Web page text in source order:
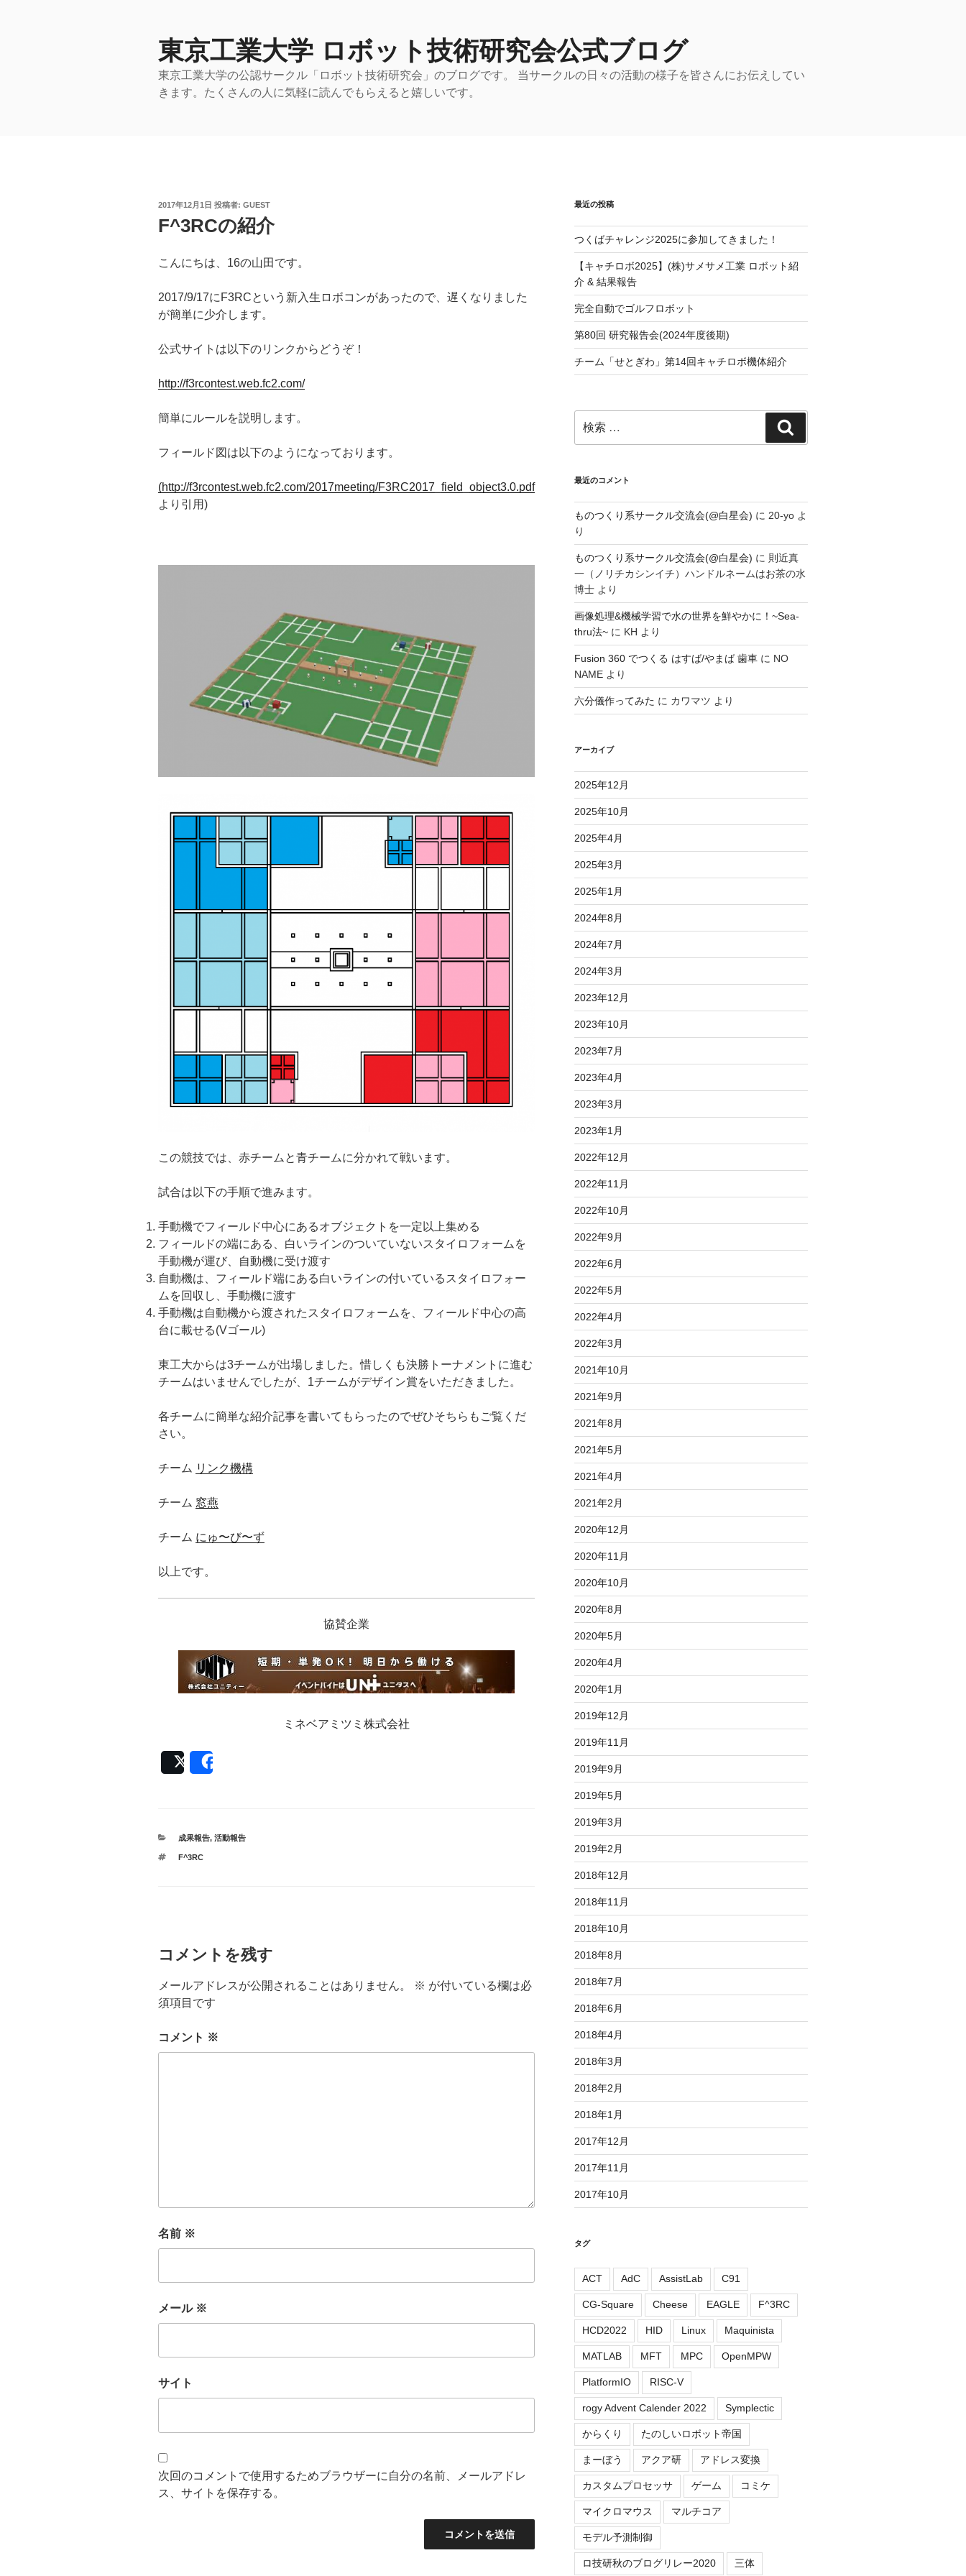
東京工業大学 ロボット技術研究会公式ブログ
東京工業大学の公認サークル「ロボット技術研究会」のブログです。 当サークルの日々の活動の様子を皆さんにお伝えしてい
きます。たくさんの人に気軽に読んでもらえると嬉しいです。
投
日:
2017年12月1日 投稿者: GUEST
F^3RCの紹介
こんにちは、16の山田です。
2017/9/17にF3RCという新入生ロボコンがあったので、遅くなりました
が簡単に少介します。
公式サイトは以下のリンクからどうぞ！
http://f3rcontest.web.fc2.com/
簡単にルールを説明します。
フィールド図は以下のようになっております。
(http://f3rcontest.web.fc2.com/2017meeting/F3RC2017_field_object3.0.pdf
より引用)
この競技では、赤チームと青チームに分かれて戦います。
試合は以下の手順で進みます。
手動機でフィールド中心にあるオブジェクトを一定以上集める
フィールドの端にある、白いラインのついていないスタイロフォームを
手動機が運び、自動機に受け渡す
自動機は、フィールド端にある白いラインの付いているスタイロフォー
ムを回収し、手動機に渡す
手動機は自動機から渡されたスタイロフォームを、フィールド中心の高
台に載せる(Vゴール)
東工大からは3チームが出場しました。惜しくも決勝トーナメントに進む
チームはいませんでしたが、1チームがデザイン賞をいただきました。
各チームに簡単な紹介記事を書いてもらったのでぜひそちらもご覧くだ
さい。
チーム リンク機構
チーム 窓燕
チーム にゅ〜び〜ず
以上です。
協賛企業
ミネベアミツミ株式会社
Post
カ
ゴ
成果報告, 活動報告
タ
F^3RC
コメントを残す
メールアドレスが公開されることはありません。 ※ が付いている欄は必
須項目です
コメント ※
名前 ※
メール ※
サイト
次回のコメントで使用するためブラウザーに自分の名前、メールアドレ
ス、サイトを保存する。
最近の投稿
つくばチャレンジ2025に参加してきました！
【キャチロボ2025】(株)サメサメ工業 ロボット紹
介 & 結果報告
完全自動でゴルフロボット
第80回 研究報告会(2024年度後期)
チーム「せとぎわ」第14回キャチロボ機体紹介
索:
索
最近のコメント
ものつくり系サークル交流会(@白星会) に 20-yoよ
り
ものつくり系サークル交流会(@白星会) に 則近真
一（ノリチカシンイチ）ハンドルネームはお茶の水
博士より
画像処理&機械学習で水の世界を鮮やかに！~Sea-
thru法~に KH より
Fusion 360 でつくる はすば/やまば 歯車に NO
NAMEより
六分儀作ってみた に カワマツ より
アーカイブ
2025年12月
2025年10月
2025年4月
2025年3月
2025年1月
2024年8月
2024年7月
2024年3月
2023年12月
2023年10月
2023年7月
2023年4月
2023年3月
2023年1月
2022年12月
2022年11月
2022年10月
2022年9月
2022年6月
2022年5月
2022年4月
2022年3月
2021年10月
2021年9月
2021年8月
2021年5月
2021年4月
2021年2月
2020年12月
2020年11月
2020年10月
2020年8月
2020年5月
2020年4月
2020年1月
2019年12月
2019年11月
2019年9月
2019年5月
2019年3月
2019年2月
2018年12月
2018年11月
2018年10月
2018年8月
2018年7月
2018年6月
2018年4月
2018年3月
2018年2月
2018年1月
2017年12月
2017年11月
2017年10月
タグ
ACT AdC AssistLab C91
CG-Square Cheese EAGLE F^3RC
HCD2022 HID Linux Maquinista
MATLAB MFT MPC OpenMPW
PlatformIO RISC-V
rogy Advent Calender 2022 Symplectic
からくり たのしいロボット帝国
まーぼう アクア研 アドレス変換
カスタムプロセッサ ゲーム コミケ
マイクロマウス マルチコア
モデル予測制御
ロ技研秋のブログリレー2020 三体